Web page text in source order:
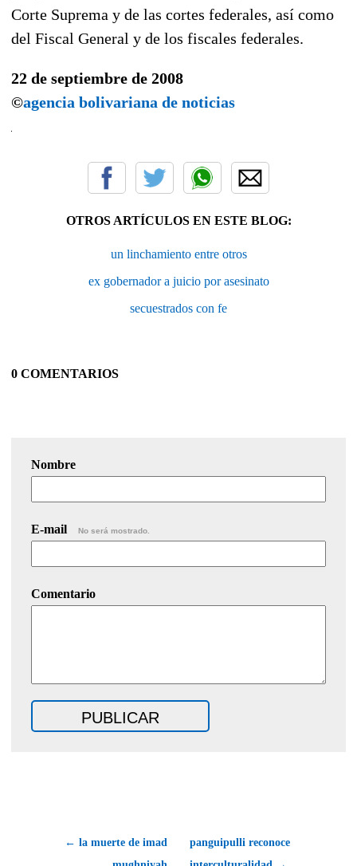
Corte Suprema y de las cortes federales, así como
del Fiscal General y de los fiscales federales.
22 de septiembre de 2008
©agencia bolivariana de noticias
OTROS ARTÍCULOS EN ESTE BLOG:
un linchamiento entre otros
ex gobernador a juicio por asesinato
secuestrados con fe
0 COMENTARIOS
Nombre
E-mail No será mostrado.
Comentario
← la muerte de imad
panguipulli reconoce